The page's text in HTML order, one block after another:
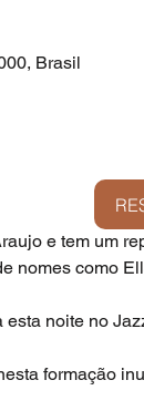
Brasil
e tem um
nomes como
noite no
formação